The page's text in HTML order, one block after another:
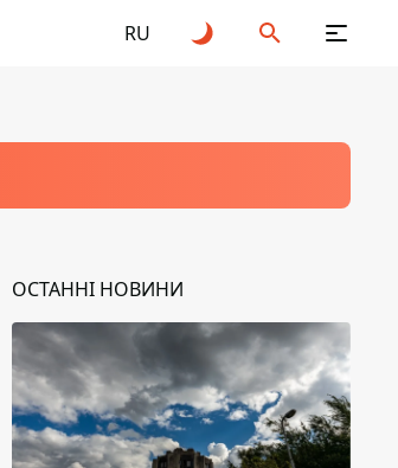
RU
ОСТАННІ НОВИНИ